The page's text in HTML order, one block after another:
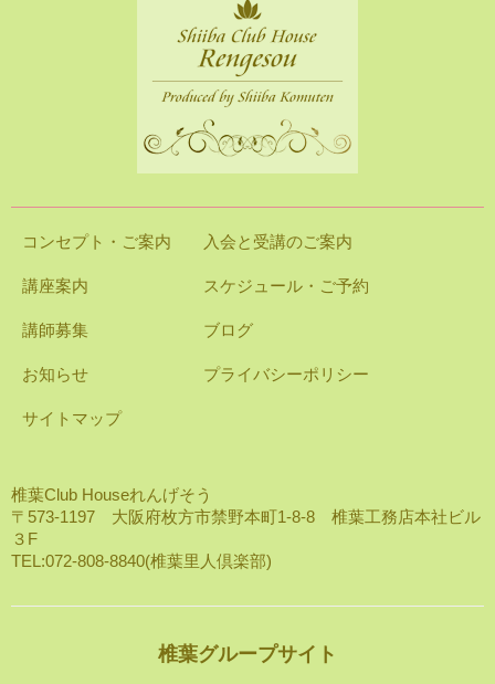
コンセプト・ご案内 入会と受講のご案内
講座案内 スケジュール・ご予約
講師募集 ブログ
お知らせ プライバシーポリシー
サイトマップ
椎葉Club Houseれんげそう
〒573-1197 大阪府枚方市禁野本町1-8-8 椎葉工務店本社ビル
３F
TEL:072-808-8840(椎葉里人倶楽部)
椎葉グループサイト